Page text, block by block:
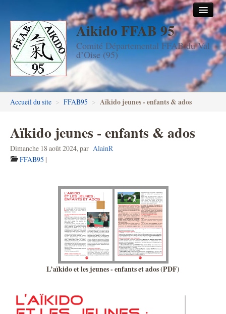
Aikido FFAB 95
Comité Départemental FFAB du Val
d’Oise (95)
Accueil
Les dojos
Stages
Les enseignants
Aïkido seniors
Passage de grades DAN
Photos
Accueil du site > FFAB95 > Aïkido jeunes - enfants & ados
Aïkido jeunes - enfants & ados
Dimanche 18 août 2024,par AlainR
FFAB95 |
L’aïkido et les jeunes - enfants et ados (PDF)